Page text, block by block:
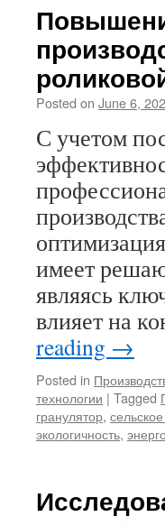
Posted on June 6,
С учетом
имеет
являясь
влияет на
reading →
Posted in
технологии | Tagged
гранулятор,
экологичность,